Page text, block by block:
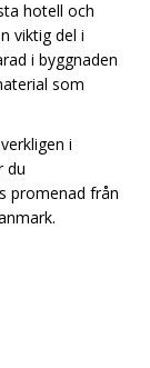
hotell och
viktig del i
i byggnaden
som
i
du
promenad från